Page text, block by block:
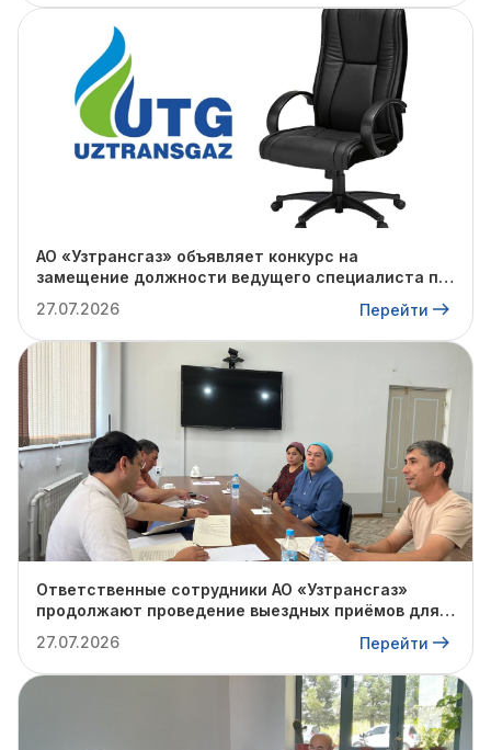
АО «Узтрансгаз» объявляет конкурс на
замещение должности ведущего специалиста по
«Каганском», «Зирабулакском» УМГ, а также на
ПХГ «Северный Сох».
27.07.2026 Перейти
Ответственные сотрудники АО «Узтрансгаз»
продолжают проведение выездных приёмов для
проблем на местах и поиска путей их решения.
27.07.2026 Перейти